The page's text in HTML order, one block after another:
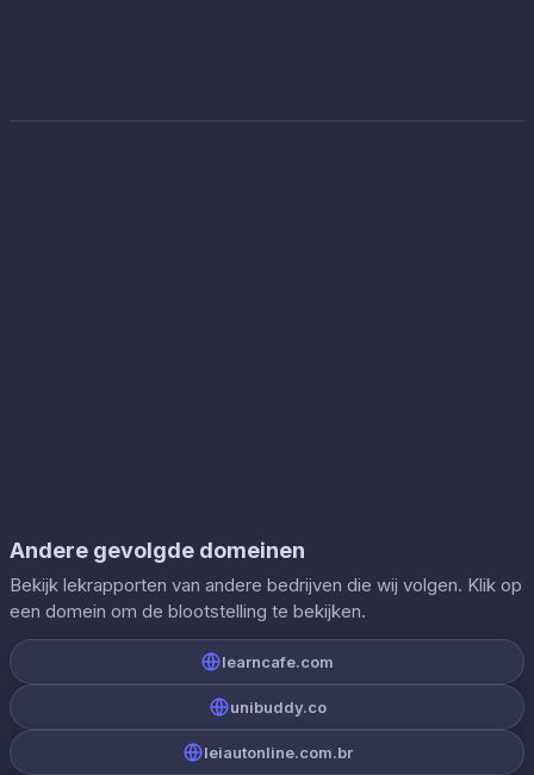
Andere gevolgde domeinen
Bekijk lekrapporten van andere bedrijven die wij volgen. Klik op
een domein om de blootstelling te bekijken.
learncafe.com
unibuddy.co
leiautonline.com.br